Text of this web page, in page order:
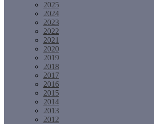
2025
2024
2023
2022
2021
2020
2019
2018
2017
2016
2015
2014
2013
2012